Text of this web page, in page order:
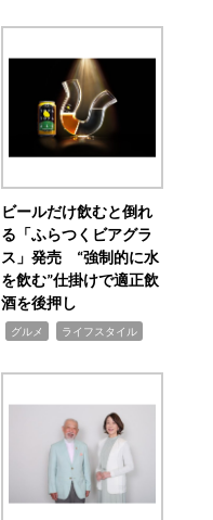
ビールだけ飲むと倒れ
る「ふらつくビアグラ
ス」発売 “強制的に水
を飲む”仕掛けで適正飲
酒を後押し
グルメ ライフスタイル